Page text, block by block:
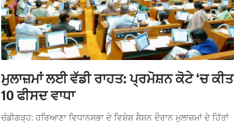
ਮੁਲਾਜ਼ਮਾਂ ਲਈ ਵੱਡੀ ਰਾਹਤ: ਪ੍ਰਮੋਸ਼ਨ ਕੋਟੇ ‘ਚ ਕੀਤ
10 ਫੀਸਦ ਵਾਧਾ
ਚੰਡੀਗੜ੍ਹ: ਹਰਿਆਣਾ ਵਿਧਾਨਸਭਾ ਦੇ ਵਿਸ਼ੇਸ਼ ਸੈਸ਼ਨ ਦੌਰਾਨ ਮੁਲਾਜ਼ਮਾਂ ਦੇ ਹਿੱਤਾਂ